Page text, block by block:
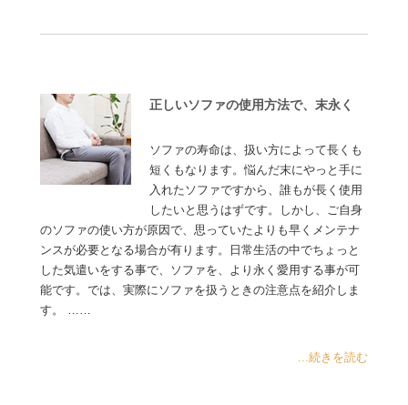
正しいソファの使用方法で、末永く
ソファの寿命は、扱い方によって長くも
短くもなります。悩んだ末にやっと手に
入れたソファですから、誰もが長く使用
したいと思うはずです。しかし、ご自身
のソファの使い方が原因で、思っていたよりも早くメンテナ
ンスが必要となる場合が有ります。日常生活の中でちょっと
した気遣いをする事で、ソファを、より永く愛用する事が可
能です。では、実際にソファを扱うときの注意点を紹介しま
す。 ……
...続きを読む